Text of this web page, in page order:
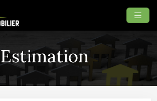
Estimation